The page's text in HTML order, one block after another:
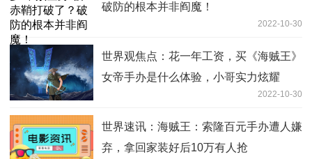
破防的根本并非阎魔！
2022-10-30
世界观焦点：花一年工资，买《海贼王》
女帝手办是什么体验，小哥实力炫耀
2022-10-30
世界速讯：海贼王：索隆百元手办遭人嫌
弃，拿回家装好后10万有人抢